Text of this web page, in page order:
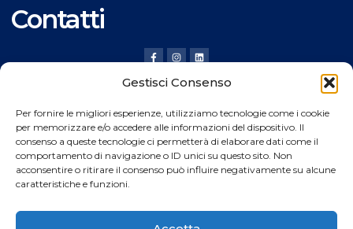
Gestisci Consenso
Per fornire le migliori esperienze, utilizziamo tecnologie come i cookie
per memorizzare e/o accedere alle informazioni del dispositivo. Il
consenso a queste tecnologie ci permetterà di elaborare dati come il
comportamento di navigazione o ID unici su questo sito. Non
acconsentire o ritirare il consenso può influire negativamente su alcune
caratteristiche e funzioni.
Contatti
HILDING ANDERS ITALY SRL
Via Verona, 20 36020 Pove del Grappa (VI) Italy
Tel.+39 0424 8008
Fax +39 0424 800926
Catalogo Prodotti